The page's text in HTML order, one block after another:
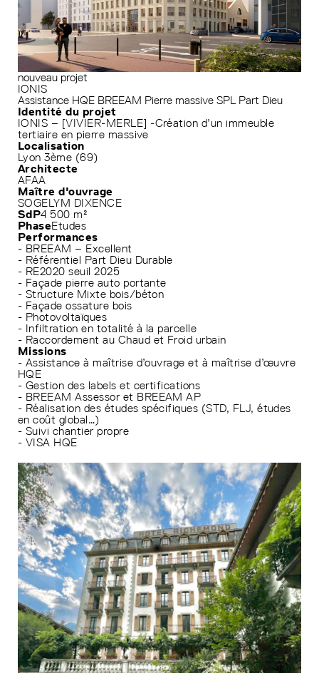
nouveau projet
IONIS
Assistance HQE BREEAM Pierre massive SPL Part Dieu
Identité du projet
IONIS – [VIVIER-MERLE] -Création d’un immeuble
tertiaire en pierre massive
Localisation
Lyon 3ème (69)
Architecte
AFAA
Maître d'ouvrage
SOGELYM DIXENCE
SdP4 500 m²
PhaseEtudes
Performances
- BREEAM – Excellent
- Référentiel Part Dieu Durable
- RE2020 seuil 2025
- Façade pierre auto portante
- Structure Mixte bois/béton
- Façade ossature bois
- Photovoltaïques
- Infiltration en totalité à la parcelle
- Raccordement au Chaud et Froid urbain
Missions
- Assistance à maîtrise d’ouvrage et à maîtrise d’œuvre
HQE
- Gestion des labels et certifications
- BREEAM Assessor et BREEAM AP
- Réalisation des études spécifiques (STD, FLJ, études
en coût global…)
- Suivi chantier propre
- VISA HQE